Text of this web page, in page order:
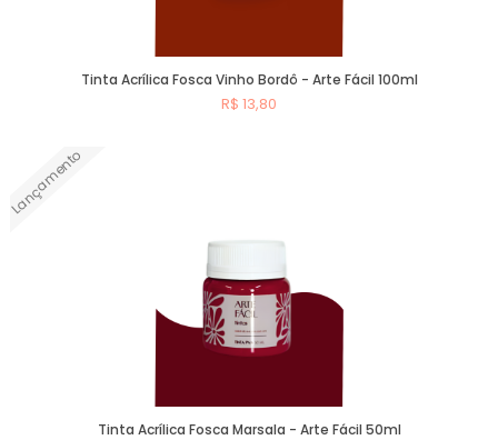
Tinta Acrílica Fosca Vinho Bordô - Arte Fácil 100ml
R$ 13,80
Lançamento
Tinta Acrílica Fosca Marsala - Arte Fácil 50ml